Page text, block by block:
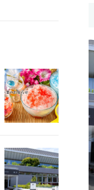
ブログ 京だより
第68回秀裳苑展ご